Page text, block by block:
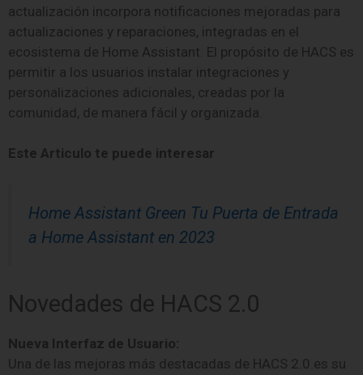
actualización incorpora notificaciones mejoradas para
actualizaciones y reparaciones, integradas en el
ecosistema de Home Assistant. El propósito de HACS es
permitir a los usuarios instalar integraciones y
personalizaciones adicionales, creadas por la
comunidad, de manera fácil y organizada.
Este Articulo te puede interesar
Home Assistant Green Tu Puerta de Entrada
a Home Assistant en 2023
Novedades de HACS 2.0
Nueva Interfaz de Usuario:
Una de las mejoras más destacadas de HACS 2.0 es su